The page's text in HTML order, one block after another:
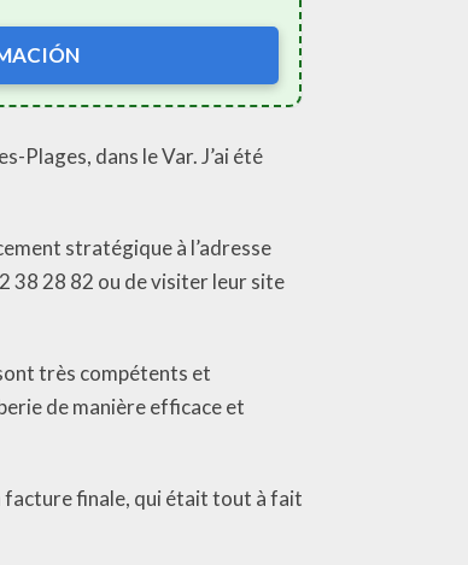
Plages, dans le Var. J’ai été
stratégique à l’adresse
38 28 82 ou de visiter leur site
très compétents et
de manière efficace et
facture finale, qui était tout à fait